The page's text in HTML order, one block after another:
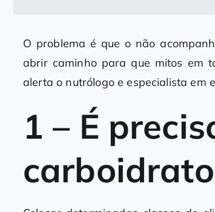
O problema é que o não
abrir caminho para que mitos em
alerta o nutrólogo e especialista em
1 – É
carboidrato